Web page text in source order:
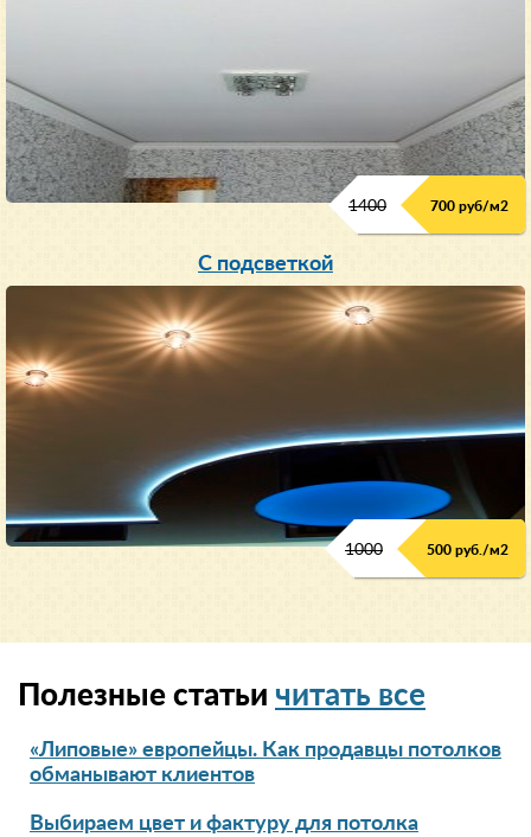
1400 700 руб/м2
С подсветкой
1000 500 руб./м2
Полезные статьи читать все
«Липовые» европейцы. Как продавцы потолков
обманывают клиентов
Выбираем цвет и фактуру для потолка